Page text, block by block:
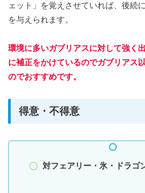
ェット」を覚えさせていれば、後続
を与えられます。
環境に多いガブリアスに対して強く
に補正をかけているのでガブリアス
のでおすすめです。
得意・不得意
対フェアリー・氷・ドラゴ